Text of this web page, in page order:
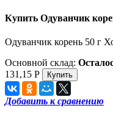
Купить Одуванчик
Одуванчик корень 50 г
Основной склад:
131,15 Р
Добавить к сравнению